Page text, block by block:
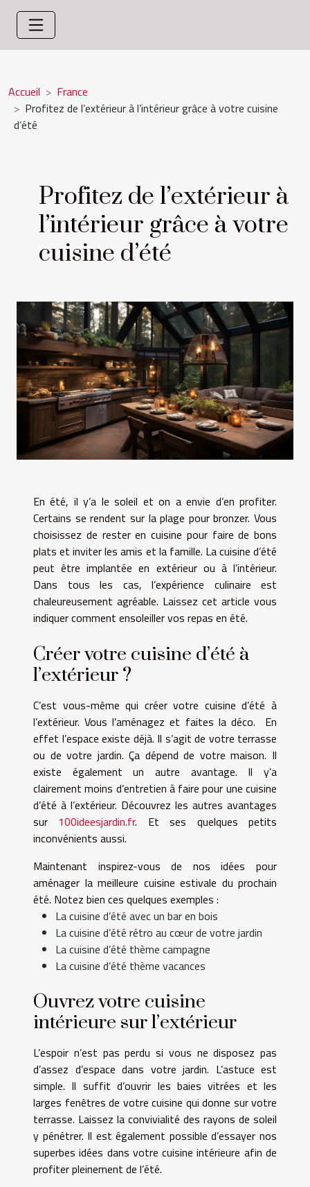
Accueil
France
Profitez de l’extérieur à l’intérieur grâce à votre cuisine
d’été
Profitez de l’extérieur à
l’intérieur grâce à votre
cuisine d’été
En été, il y’a le soleil et on a envie d’en profiter.
Certains se rendent sur la plage pour bronzer. Vous
choisissez de rester en cuisine pour faire de bons
plats et inviter les amis et la famille. La cuisine d’été
peut être implantée en extérieur ou à l’intérieur.
Dans tous les cas, l’expérience culinaire est
chaleureusement agréable. Laissez cet article vous
indiquer comment ensoleiller vos repas en été.
Créer votre cuisine d’été à
l’extérieur ?
C’est vous-même qui créer votre cuisine d’été à
l’extérieur. Vous l’aménagez et faites la déco. En
effet l’espace existe déjà. Il s’agit de votre terrasse
ou de votre jardin. Ça dépend de votre maison. Il
existe également un autre avantage. Il y’a
clairement moins d’entretien à faire pour une cuisine
d’été à l’extérieur. Découvrez les autres avantages
sur 100ideesjardin.fr. Et ses quelques petits
inconvénients aussi.
Maintenant inspirez-vous de nos idées pour
aménager la meilleure cuisine estivale du prochain
été. Notez bien ces quelques exemples :
La cuisine d’été avec un bar en bois
La cuisine d’été rétro au cœur de votre jardin
La cuisine d’été thème campagne
La cuisine d’été thème vacances
Ouvrez votre cuisine
intérieure sur l’extérieur
L’espoir n’est pas perdu si vous ne disposez pas
d’assez d’espace dans votre jardin. L’astuce est
simple. Il suffit d’ouvrir les baies vitrées et les
larges fenêtres de votre cuisine qui donne sur votre
terrasse. Laissez la convivialité des rayons de soleil
y pénétrer. Il est également possible d’essayer nos
superbes idées dans votre cuisine intérieure afin de
profiter pleinement de l’été.